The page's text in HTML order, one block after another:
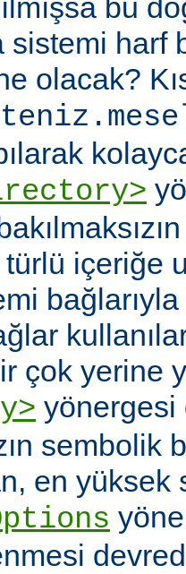
bu
sistemi harf
olacak?
içeriğe
çok yerine
yönergesi
sembolik
en